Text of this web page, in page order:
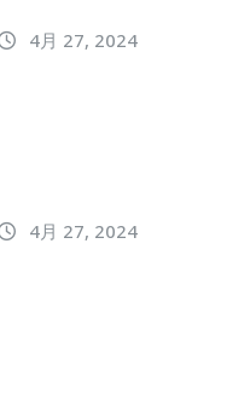
4月 27, 2024
4月 27, 2024